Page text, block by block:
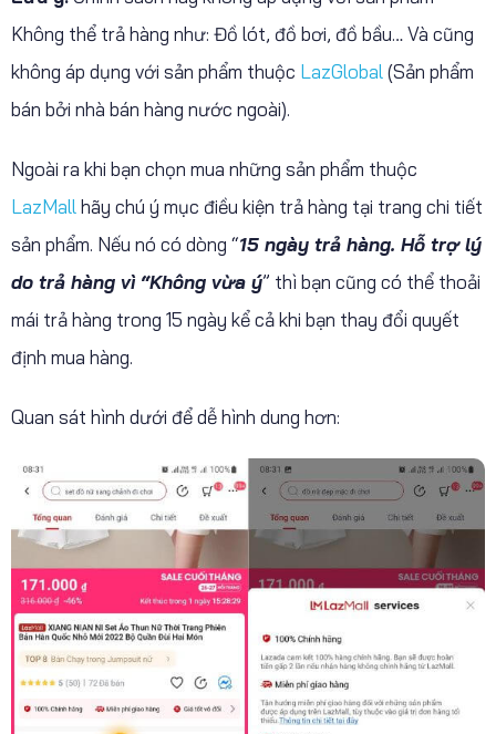
Không thể trả hàng như: Đồ lót, đồ bơi, đồ bầu… Và cũng
không áp dụng với sản phẩm thuộc LazGlobal(Sản phẩm
bán bởi nhà bán hàng nước ngoài).
Ngoài ra khi bạn chọn mua những sản phẩm thuộc
LazMallhãy chú ý mục điều kiện trả hàng tại trang chi tiết
sản phẩm. Nếu nó có dòng “15 ngày trả hàng. Hỗ trợ lý
do trả hàng vì “Không vừa ý” thì bạn cũng có thể thoải
mái trả hàng trong 15 ngày kể cả khi bạn thay đổi quyết
định mua hàng.
Quan sát hình dưới để dễ hình dung hơn: